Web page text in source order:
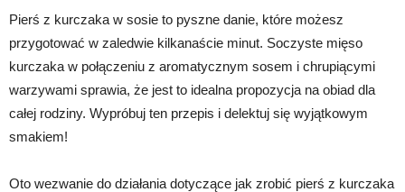
Pierś z kurczaka w sosie to pyszne danie, które możesz
przygotować w zaledwie kilkanaście minut. Soczyste mięso
kurczaka w połączeniu z aromatycznym sosem i chrupiącymi
warzywami sprawia, że jest to idealna propozycja na obiad dla
całej rodziny. Wypróbuj ten przepis i delektuj się wyjątkowym
smakiem!
Oto wezwanie do działania dotyczące jak zrobić pierś z kurczaka